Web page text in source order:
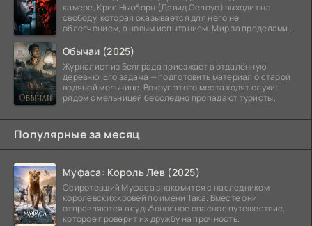
камере, Крис Ньюборн (Дэвид Оелоуо) выходит на
свободу, которая оказывается для него не
облегчением, а новым испытанием. Мир за пределами
Обычаи (2025)
Журналист из Белграда приезжает в отдалённую
деревню. Его задача — подготовить материал о старой
водяной мельнице. Вокруг этого места ходят слухи:
рядом с мельницей бесследно пропадают туристы.
Популярные за месяц
Муфаса: Король Лев (2025)
Осиротевший Муфаса знакомится с наследником
королевских кровей по имени Така. Вместе они
отправляются в судьбоносное опасное путешествие,
которое проверит их дружбу на прочность.